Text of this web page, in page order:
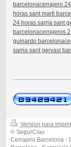
barcelonacerrajero
horas sant marti
24 horas sarria sant
barcelonacerrajeros
guinardo barcelona
sarria sant gervasi
Versión para
© SegurClau
Cerrajero Barcelona -